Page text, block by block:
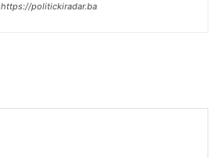
https://politickiradar.ba